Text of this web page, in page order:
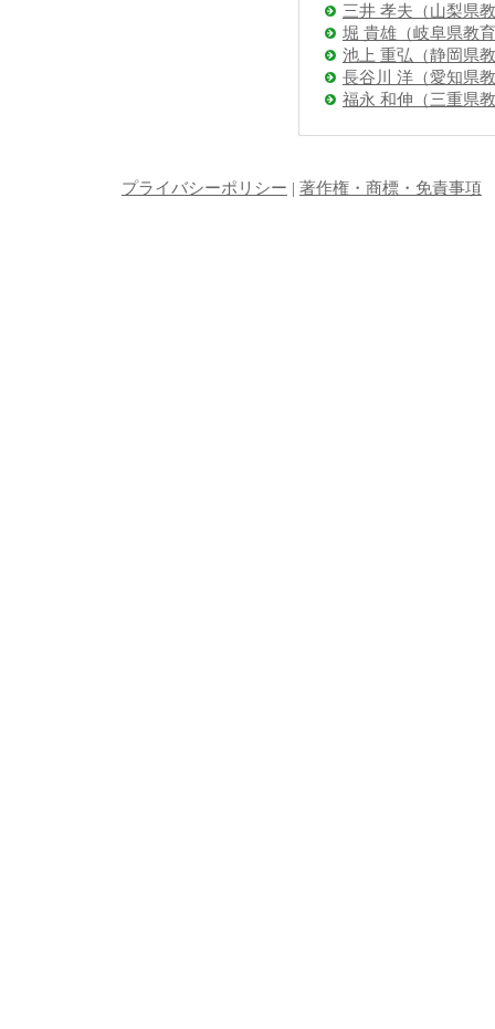
三井 孝夫（山梨県
堀 貴雄（岐阜県教
池上 重弘（静岡県
長谷川 洋（愛知県
福永 和伸（三重県
プライバシーポリシー | 著作権・商標・免責事項